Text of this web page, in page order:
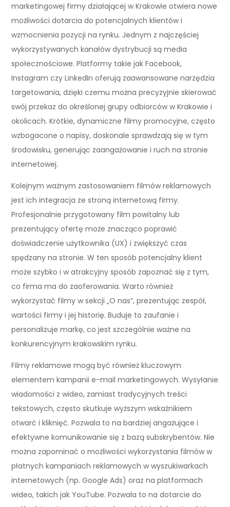
marketingowej firmy działającej w Krakowie otwiera nowe
możliwości dotarcia do potencjalnych klientów i
wzmocnienia pozycji na rynku. Jednym z najczęściej
wykorzystywanych kanałów dystrybucji są media
społecznościowe. Platformy takie jak Facebook,
Instagram czy LinkedIn oferują zaawansowane narzędzia
targetowania, dzięki czemu można precyzyjnie skierować
swój przekaz do określonej grupy odbiorców w Krakowie i
okolicach. Krótkie, dynamiczne filmy promocyjne, często
wzbogacone o napisy, doskonale sprawdzają się w tym
środowisku, generując zaangażowanie i ruch na stronie
internetowej.
Kolejnym ważnym zastosowaniem filmów reklamowych
jest ich integracja ze stroną internetową firmy.
Profesjonalnie przygotowany film powitalny lub
prezentujący ofertę może znacząco poprawić
doświadczenie użytkownika (UX) i zwiększyć czas
spędzany na stronie. W ten sposób potencjalny klient
może szybko i w atrakcyjny sposób zapoznać się z tym,
co firma ma do zaoferowania. Warto również
wykorzystać filmy w sekcji „O nas”, prezentując zespół,
wartości firmy i jej historię. Buduje to zaufanie i
personalizuje markę, co jest szczególnie ważne na
konkurencyjnym krakowskim rynku.
Filmy reklamowe mogą być również kluczowym
elementem kampanii e-mail marketingowych. Wysyłanie
wiadomości z wideo, zamiast tradycyjnych treści
tekstowych, często skutkuje wyższym wskaźnikiem
otwarć i kliknięć. Pozwala to na bardziej angażujące i
efektywne komunikowanie się z bazą subskrybentów. Nie
można zapominać o możliwości wykorzystania filmów w
płatnych kampaniach reklamowych w wyszukiwarkach
internetowych (np. Google Ads) oraz na platformach
wideo, takich jak YouTube. Pozwala to na dotarcie do